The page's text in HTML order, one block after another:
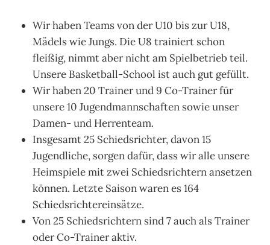
Wir haben Teams von der U10 bis zur U18,
Mädels wie Jungs. Die U8 trainiert schon
fleißig, nimmt aber nicht am Spielbetrieb teil.
Unsere Basketball-School ist auch gut gefüllt.
Wir haben 20 Trainer und 9 Co-Trainer für
unsere 10 Jugendmannschaften sowie unser
Damen- und Herrenteam.
Insgesamt 25 Schiedsrichter, davon 15
Jugendliche, sorgen dafür, dass wir alle unsere
Heimspiele mit zwei Schiedsrichtern ansetzen
können. Letzte Saison waren es 164
Schiedsrichtereinsätze.
Von 25 Schiedsrichtern sind 7 auch als Trainer
oder Co-Trainer aktiv.